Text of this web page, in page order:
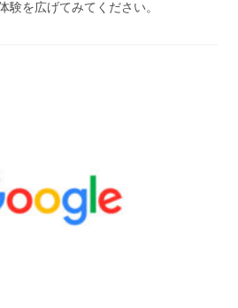
験を広げてみてください。